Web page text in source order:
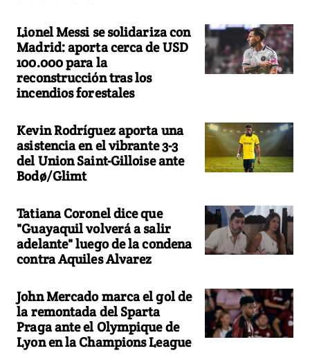
Lionel Messi se solidariza con
Madrid: aporta cerca de USD
100.000 para la
reconstrucción tras los
incendios forestales
Kevin Rodríguez aporta una
asistencia en el vibrante 3-3
del Union Saint-Gilloise ante
Bodø/Glimt
Tatiana Coronel dice que
"Guayaquil volverá a salir
adelante" luego de la condena
contra Aquiles Alvarez
John Mercado marca el gol de
la remontada del Sparta
Praga ante el Olympique de
Lyon en la Champions League